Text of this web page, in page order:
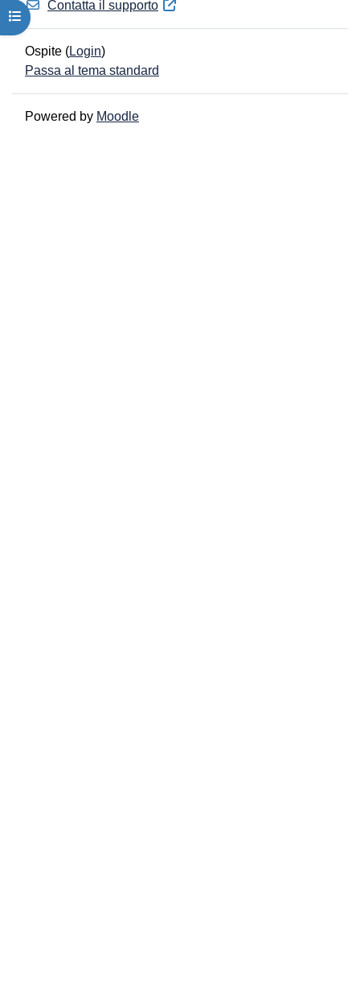
Apri indice del corso
Contatta il supporto
Ospite (Login)
Passa al tema standard
Powered by Moodle